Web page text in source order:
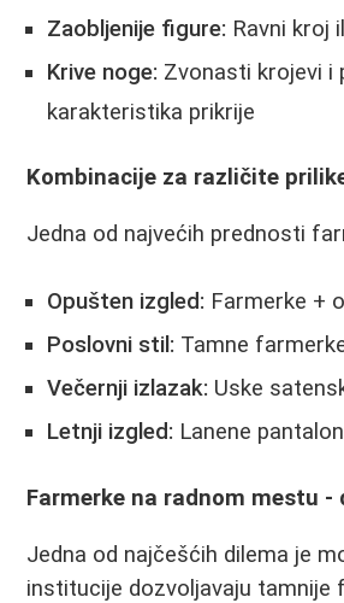
Zaobljenije figure: Ravni kroj
Krive noge: Zvonasti krojevi i
karakteristika prikrije
Kombinacije za različite
Jedna od najvećih prednosti
Opušten izgled: Farmerke +
Poslovni stil: Tamne
Večernji izlazak: Uske
Letnji izgled: Lanene
Farmerke na radnom mestu -
Jedna od najčešćih dilema je
institucije dozvoljavaju tamnije